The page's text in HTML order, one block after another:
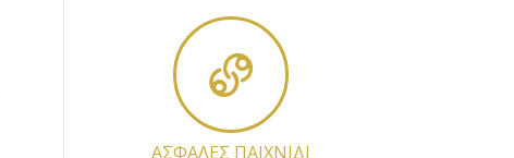
ΑΣΦΑΛΕΣ ΠΑΙΧΝΙΔΙ